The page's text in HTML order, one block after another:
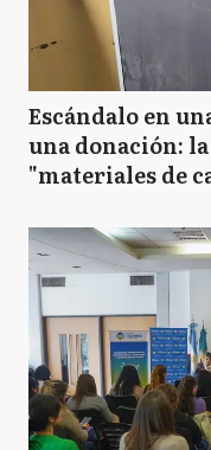
Escándalo en
una donación:
"materiales de